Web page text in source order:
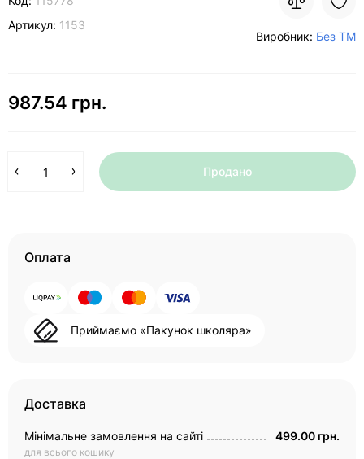
Артикул: 1153
Виробник: Без ТМ
987.54 грн.
Продано
Оплата
Приймаємо «Пакунок школяра»
Доставка
Мінімальне замовлення на сайті
для всього кошику
499.00 грн.